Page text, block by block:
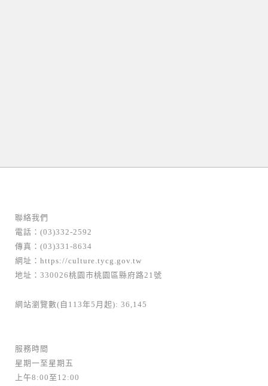
聯絡我們
電話：(03)332-2592
傳真：(03)331-8634
網址： https://culture.tycg.gov.tw
地址：330026桃園市桃園區縣府路21號
網站瀏覽數(自113年5月起): 36,145
服務時間
星期一至星期五
上午8:00至12:00